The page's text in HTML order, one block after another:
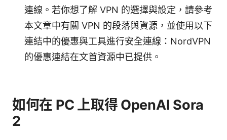
連線。若你想了解 VPN 的選擇與設定，請參考
本文章中有關 VPN 的段落與資源，並使用以下
連結中的優惠與工具進行安全連線：NordVPN
的優惠連結在文首資源中已提供。
如何在 PC 上取得 OpenAI Sora
2